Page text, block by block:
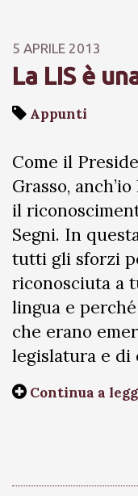
5 APRILE 2013
La LIS è
Appunti
Come il
Grasso,
il
Segni. In
tutti gli sforzi
riconosciuta a
lingua e
che erano
legislatura e
Continua a